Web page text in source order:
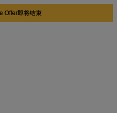
Offer即将结束